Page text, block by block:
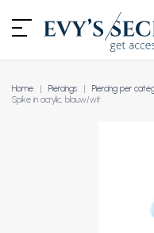
Home Piercings Piercing per
Spike in acrylic, blauw/wit